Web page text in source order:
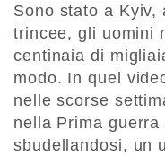
Sono stato a Kyiv,
trincee, gli uomini
centinaia di
modo. In quel
nelle scorse
nella Prima
sbudellandosi, un